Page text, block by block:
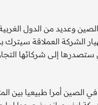
وعديد من الدول
الشركة العملاقة
ستصدرها إلى شركائها
أمرا طبيعيا بين